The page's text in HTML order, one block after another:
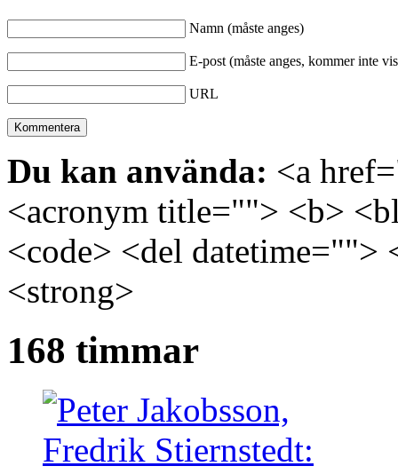
Namn (måste anges)
E-post (måste anges, kommer inte
URL
Du kan använda: <a
<acronym title=""> <b>
<code> <del
<strong>
168 timmar